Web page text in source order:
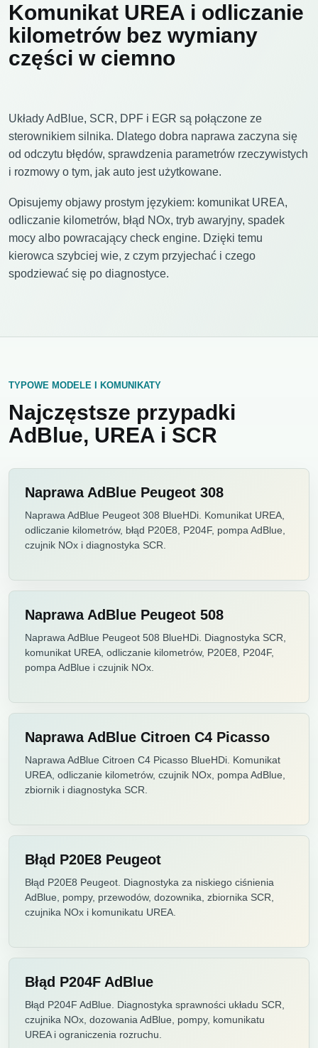
Komunikat UREA i odliczanie
kilometrów bez wymiany
części w ciemno
Układy AdBlue, SCR, DPF i EGR są połączone ze
sterownikiem silnika. Dlatego dobra naprawa zaczyna się
od odczytu błędów, sprawdzenia parametrów rzeczywistych
i rozmowy o tym, jak auto jest użytkowane.
Opisujemy objawy prostym językiem: komunikat UREA,
odliczanie kilometrów, błąd NOx, tryb awaryjny, spadek
mocy albo powracający check engine. Dzięki temu
kierowca szybciej wie, z czym przyjechać i czego
spodziewać się po diagnostyce.
TYPOWE MODELE I KOMUNIKATY
Najczęstsze przypadki
AdBlue, UREA i SCR
Naprawa AdBlue Peugeot 308
Naprawa AdBlue Peugeot 308 BlueHDi. Komunikat UREA,
odliczanie kilometrów, błąd P20E8, P204F, pompa AdBlue,
czujnik NOx i diagnostyka SCR.
Naprawa AdBlue Peugeot 508
Naprawa AdBlue Peugeot 508 BlueHDi. Diagnostyka SCR,
komunikat UREA, odliczanie kilometrów, P20E8, P204F,
pompa AdBlue i czujnik NOx.
Naprawa AdBlue Citroen C4 Picasso
Naprawa AdBlue Citroen C4 Picasso BlueHDi. Komunikat
UREA, odliczanie kilometrów, czujnik NOx, pompa AdBlue,
zbiornik i diagnostyka SCR.
Błąd P20E8 Peugeot
Błąd P20E8 Peugeot. Diagnostyka za niskiego ciśnienia
AdBlue, pompy, przewodów, dozownika, zbiornika SCR,
czujnika NOx i komunikatu UREA.
Błąd P204F AdBlue
Błąd P204F AdBlue. Diagnostyka sprawności układu SCR,
czujnika NOx, dozowania AdBlue, pompy, komunikatu
UREA i ograniczenia rozruchu.